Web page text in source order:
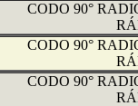
CODO 90°
CODO 90°
CODO 90°